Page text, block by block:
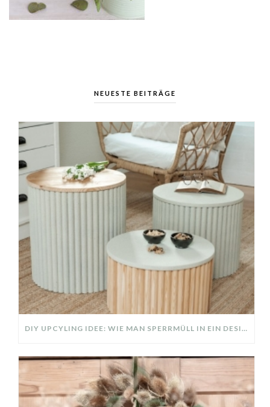
NEUESTE BEITRÄGE
DIY UPCYLING IDEE: WIE MAN SPERRMÜLL IN EIN DESIGNER TEIL VERWANDELT